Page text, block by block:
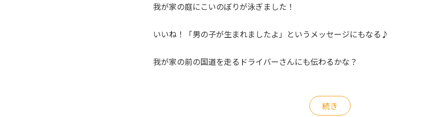
我が家の庭にこいのぼりが泳ぎました！
いいね！「男の子が生まれましたよ」というメッセージにもなる♪
我が家の前の国道を走るドライバーさんにも伝わるかな？
続き